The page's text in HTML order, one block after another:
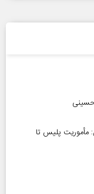
مأموریت پلیس تا